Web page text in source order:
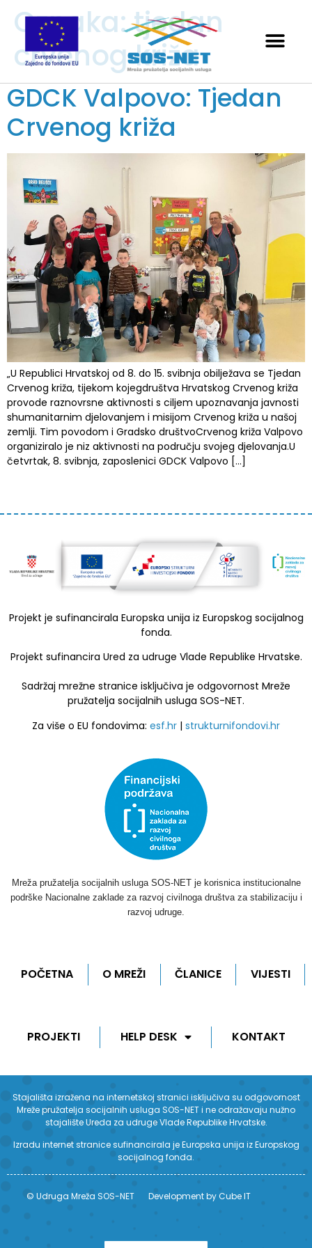
Oznaka:tjedan
crvenog križa
GDCK Valpovo: Tjedan
Crvenog križa
„U Republici Hrvatskoj od 8. do 15. svibnja obilježava se Tjedan
Crvenog križa, tijekom kojegdruštva Hrvatskog Crvenog križa
provode raznovrsne aktivnosti s ciljem upoznavanja javnosti
shumanitarnim djelovanjem i misijom Crvenog križa u našoj
zemlji. Tim povodom i Gradsko društvoCrvenog križa Valpovo
organiziralo je niz aktivnosti na području svojeg djelovanja.U
četvrtak, 8. svibnja, zaposlenici GDCK Valpovo […]
Projekt je sufinancirala Europska unija iz Europskog socijalnog
fonda.
Projekt sufinancira Ured za udruge Vlade Republike Hrvatske.
Sadržaj mrežne stranice isključiva je odgovornost Mreže
pružatelja socijalnih usluga SOS-NET.
Za više o EU fondovima: esf.hr | strukturnifondovi.hr
Mreža pružatelja socijalnih usluga SOS-NET je korisnica institucionalne
podrške Nacionalne zaklade za razvoj civilnoga društva za stabilizaciju i
razvoj udruge.
POČETNA O MREŽI ČLANICE VIJESTI
PROJEKTI HELP DESK KONTAKT
Stajališta izražena na internetskoj stranici isključiva su odgovornost
Mreže pružatelja socijalnih usluga SOS-NET i ne odražavaju nužno
stajalište Ureda za udruge Vlade Republike Hrvatske.
Izradu internet stranice sufinancirala je Europska unija iz Europskog
socijalnog fonda.
© Udruga Mreža SOS-NET Development by Cube IT